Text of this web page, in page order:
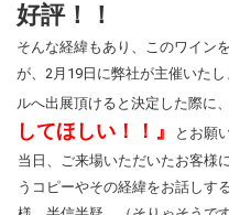
好評！！
そんな経緯もあり、このワイン
が、2月19日に弊社が主催いた
ルへ出展頂けると決定した際に
してほしい！！』
とお願
当日、ご来場いただいたお客様
うコピーやその経緯をお話しす